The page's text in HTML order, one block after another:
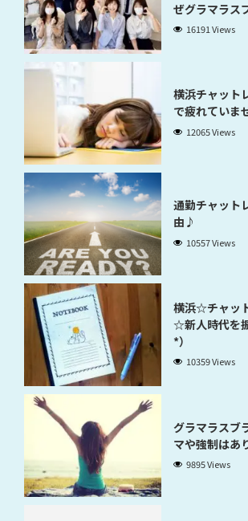
ぜグラマラス
稼げるのかが
16191 Views
横浜チャット
で疲れていま
12065 Views
通勤チャット
由♪
10557 Views
横浜☆チャッ
☆新人時代を
*）
10359 Views
グラマラスブ
マや強制はあ
9895 Views